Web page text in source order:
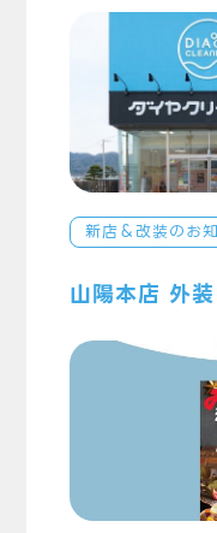
新店＆改装のお
山陽本店 外